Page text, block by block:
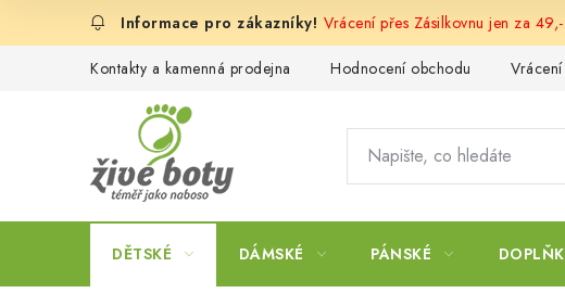
Vrácení přes Zásilkovnu jen za
Kontakty a kamenná prodejna Hodnocení obchodu
DĚTSKÉ DÁMSKÉ PÁNSKÉ